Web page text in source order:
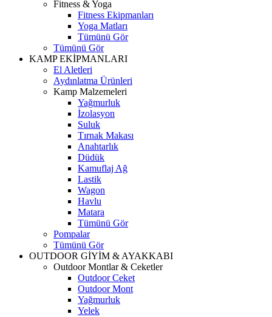
Fitness & Yoga
Fitness Ekipmanları
Yoga Matları
Tümünü Gör
Tümünü Gör
KAMP EKİPMANLARI
El Aletleri
Aydınlatma Ürünleri
Kamp Malzemeleri
Yağmurluk
İzolasyon
Suluk
Tırnak Makası
Anahtarlık
Düdük
Kamuflaj Ağ
Lastik
Wagon
Havlu
Matara
Tümünü Gör
Pompalar
Tümünü Gör
OUTDOOR GİYİM & AYAKKABI
Outdoor Montlar & Ceketler
Outdoor Ceket
Outdoor Mont
Yağmurluk
Yelek